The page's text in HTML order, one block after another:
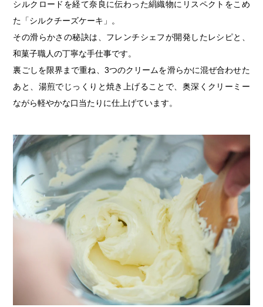
シルクロードを経て奈良に伝わった絹織物にリスペクトをこめ
た「シルクチーズケーキ」。
その滑らかさの秘訣は、フレンチシェフが開発したレシピと、
和菓子職人の丁寧な手仕事です。
裏ごしを限界まで重ね、3つのクリームを滑らかに混ぜ合わせた
あと、湯煎でじっくりと焼き上げることで、奥深くクリーミー
ながら軽やかな口当たりに仕上げています。